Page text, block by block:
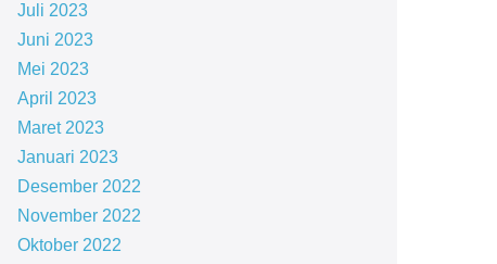
Juli 2023
Juni 2023
Mei 2023
April 2023
Maret 2023
Januari 2023
Desember 2022
November 2022
Oktober 2022